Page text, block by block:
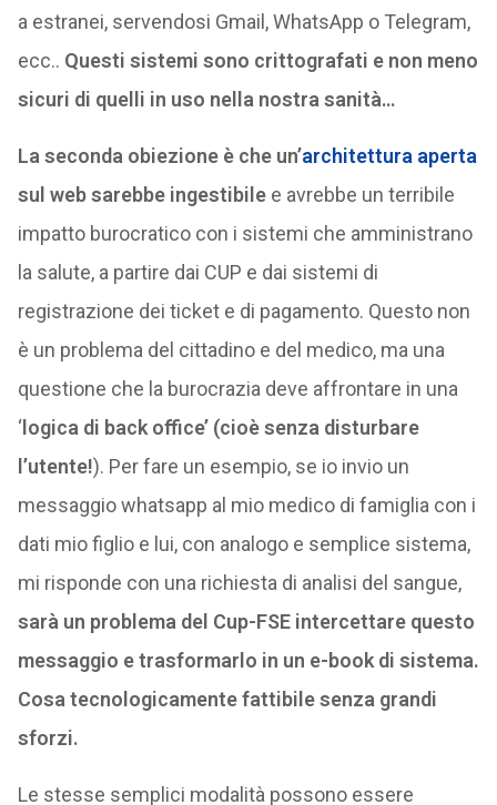
a estranei, servendosi Gmail, WhatsApp o Telegram,
ecc.. Questi sistemi sono crittografati e non meno
sicuri di quelli in uso nella nostra sanità…
La seconda obiezione è che un’architettura aperta
sul web sarebbe ingestibilee avrebbe un terribile
impatto burocratico con i sistemi che amministrano
la salute, a partire dai CUP e dai sistemi di
registrazione dei ticket e di pagamento. Questo non
è un problema del cittadino e del medico, ma una
questione che la burocrazia deve affrontare in una
‘logica di back office’ (cioè senza disturbare
l’utente!). Per fare un esempio, se io invio un
messaggio whatsapp al mio medico di famiglia con i
dati mio figlio e lui, con analogo e semplice sistema,
mi risponde con una richiesta di analisi del sangue,
sarà un problema del Cup-FSE intercettare questo
messaggio e trasformarlo in un e-book di sistema.
Cosa tecnologicamente fattibile senza grandi
sforzi.
Le stesse semplici modalità possono essere